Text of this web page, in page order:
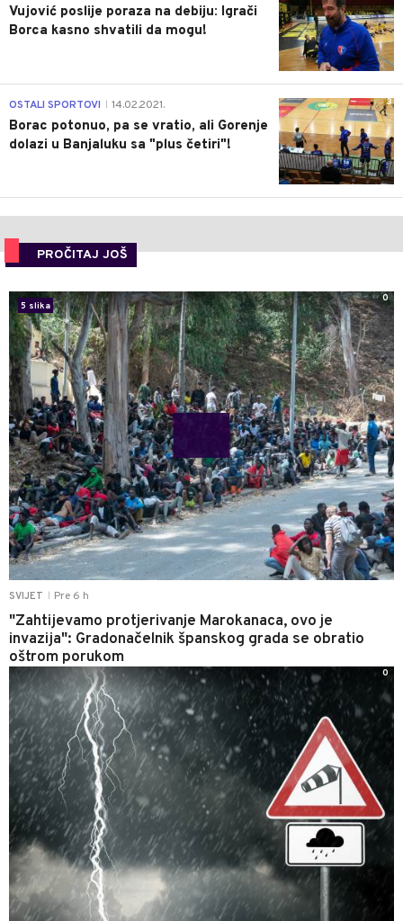
Vujović poslije poraza na debiju: Igrači
Borca kasno shvatili da mogu!
3
OSTALI SPORTOVI 14.02.2021.
Borac potonuo, pa se vratio, ali Gorenje
dolazi u Banjaluku sa "plus četiri"!
PROČITAJ JOŠ
SVIJET Pre 6 h
"Zahtijevamo protjerivanje Marokanaca, ovo je
invazija": Gradonačelnik španskog grada se obratio
oštrom porukom
5 slika
0
0